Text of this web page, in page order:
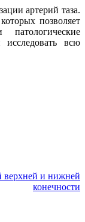
артерий таза.
позволяет
патологические
исследовать всю
верхней и нижней
конечности